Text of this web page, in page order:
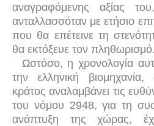
αναγραφόμενης αξίας
ανταλλασσόταν με ετήσιο
που θα επέτεινε τη
θα εκτόξευε τον πληθωρισμό.
Ωστόσο, η χρονολογία
την ελληνική
κράτος αναλαμβάνει τις
του νόμου 2948, για τη
ανάπτυξη της χώρας,